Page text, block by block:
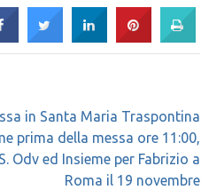
in Santa Maria Traspontina
prima della messa ore 11:00,
Odv ed Insieme per Fabrizio a
Roma il 19 novembre